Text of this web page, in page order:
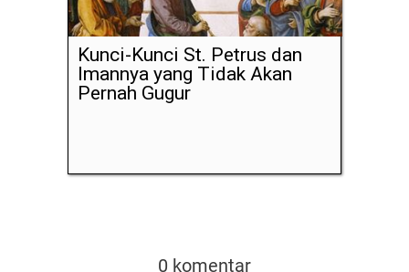
Kunci-Kunci St. Petrus dan
Imannya yang Tidak Akan
Pernah Gugur
0 komentar